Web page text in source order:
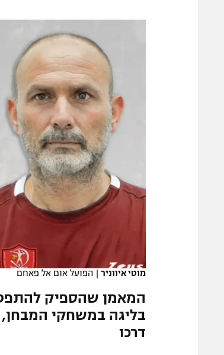
תקנון עבור פעילות אלקטרה
תקנון עבור פעילות ספורט 1 – "מרלן"
תנאי שימוש
מדיניות פרטיות
תקנון פעילות ספורט 1
רשיון להקרנה פומבית לבית עסק
הצטרפות לחבילת הערוצים
המגזיןמוטי איווניר | הפועל אום אל פאחם
המאמן שהספיק
בליגה במשחקי
דרכו